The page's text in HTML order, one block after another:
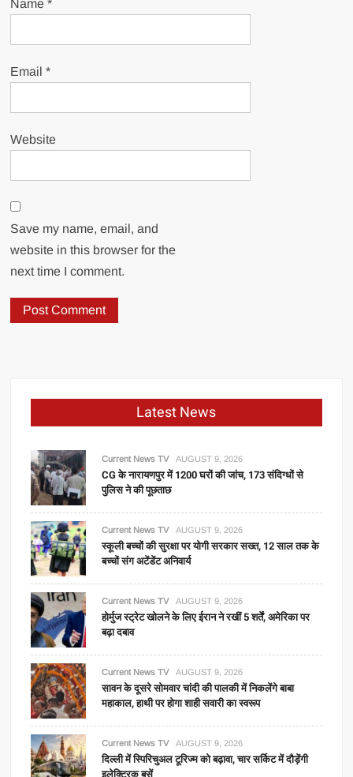
Name*
Email*
Website
Save my name, email, and
website in this browser for the
next time I comment.
Latest News
Current News TV AUGUST 9, 2026
CG के नारायणपुर में 1200 घरों की जांच, 173 संदिग्धों से
पुलिस ने की पूछताछ
Current News TV AUGUST 9, 2026
स्कूली बच्चों की सुरक्षा पर योगी सरकार सख्त, 12 साल तक के
बच्चों संग अटेंडेंट अनिवार्य
Current News TV AUGUST 9, 2026
होर्मुज स्ट्रेट खोलने के लिए ईरान ने रखीं 5 शर्तें, अमेरिका पर
बढ़ा दबाव
Current News TV AUGUST 9, 2026
सावन के दूसरे सोमवार चांदी की पालकी में निकलेंगे बाबा
महाकाल, हाथी पर होगा शाही सवारी का स्वरूप
Current News TV AUGUST 9, 2026
दिल्ली में स्पिरिचुअल टूरिज्म को बढ़ावा, चार सर्किट में दौड़ेंगी